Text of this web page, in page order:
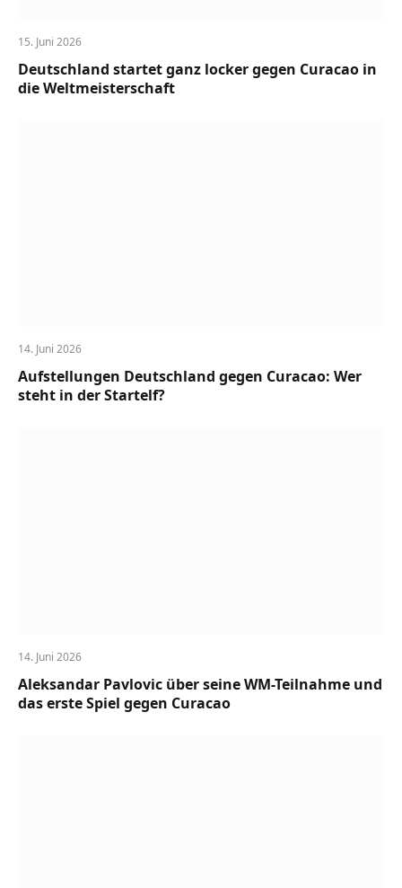
15. Juni 2026
Deutschland startet ganz locker gegen Curacao in
die Weltmeisterschaft
14. Juni 2026
Aufstellungen Deutschland gegen Curacao: Wer
steht in der Startelf?
14. Juni 2026
Aleksandar Pavlovic über seine WM-Teilnahme und
das erste Spiel gegen Curacao